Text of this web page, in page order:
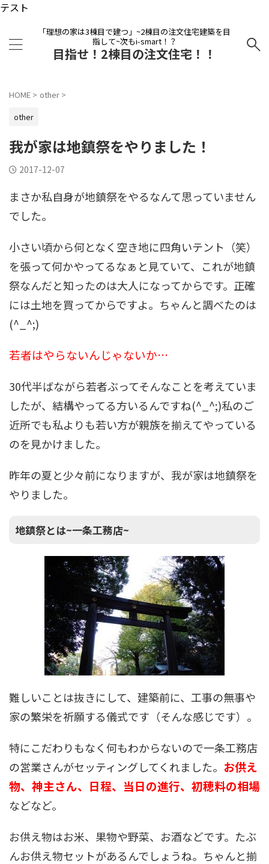
テスト
「理想の家は3棟目で建つ」~2棟目の注文住宅建築を目
指して~次もi-smart！？
目指せ！2棟目の注文住宅！！
HOME > other >
other
我が家は地鎮祭をやりました！
2017-12-07
まさか私自身が地鎮祭をやるなんて思っていません
でした。
小さい頃から何となく空き地に四角いテント（笑）
を張って何かやってるなぁと見ていて、これが地鎮
祭なんだと知ったのは大人になってからです。正確
には土地を買ってからですよ。ちゃんと調べたのは
(^_^;)
若者はやらないんじゃないか…
30代半ばながら若者ぶってそんなことを考えていま
したが、結構やってる方いるんですね(^_^;)私のご
近所でも私よりも若い方が親族を揃えてやっている
のを見かけました。
昨年の夏と少々前になりますが、我が家は地鎮祭を
やりました。
地鎮祭とは~一条工務店~
難しいことは抜きにして、建築前に、工事の無事や
家の繁栄を祈願する儀式です（そんな感じです）。
特にこだわりもなく何もわからないので一条工務店
の営業さんがセッティングしてくれました。 お供え
物、神主さん、日程、当日の進行、初穂料の相場
などなど。
お供え物はお米、果物や野菜、お酒などです。たぶ
んお供え物セットがあるんでしょうね。ちゃんと揃